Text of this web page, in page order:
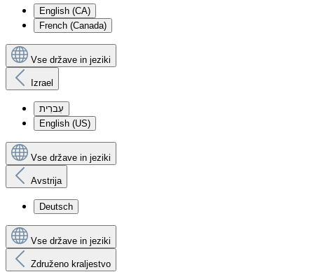
English (CA)
French (Canada)
Vse države in jeziki
Izrael
עִברִית
English (US)
Vse države in jeziki
Avstrija
Deutsch
Vse države in jeziki
Združeno kraljestvo